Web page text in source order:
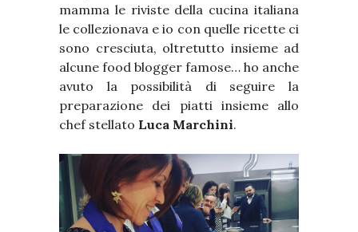
mamma le riviste della cucina italiana
le collezionava e io con quelle ricette ci
sono cresciuta, oltretutto insieme ad
alcune food blogger famose… ho anche
avuto la possibilità di seguire la
preparazione dei piatti insieme allo
chef stellato Luca Marchini.